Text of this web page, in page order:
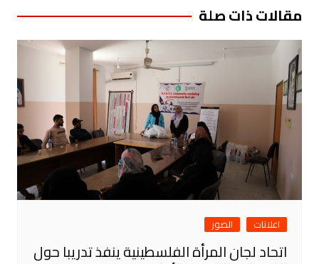
مقالات ذات صلة
اعلانات الصور
اتحاد لجان المرأة الفلسطينية ينفذ تدريبا حول